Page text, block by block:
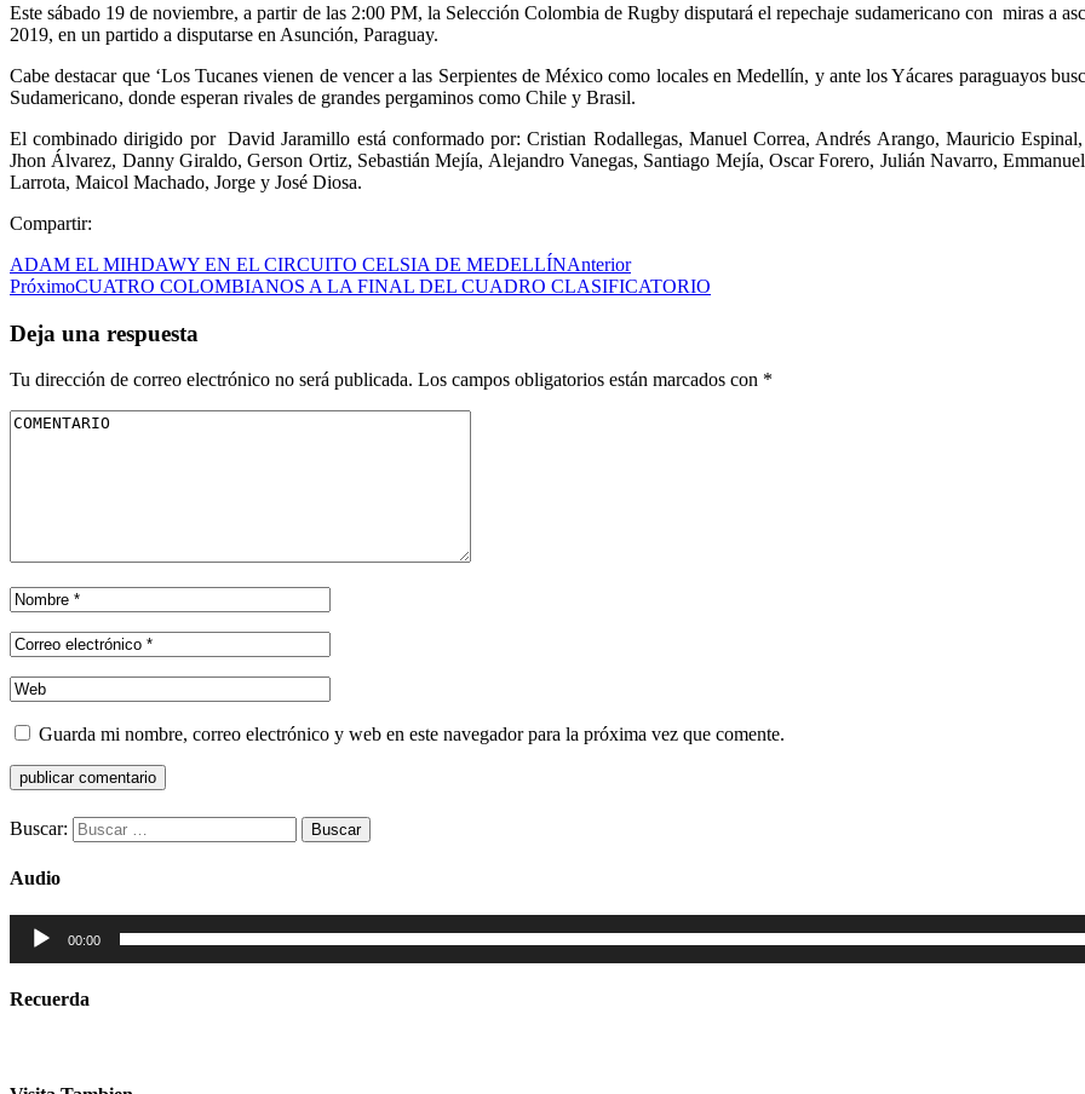
Este sábado 19 de noviembre, a partir de las 2:00 PM, la Selección Colombia de Rugby disputará el repechaje sudamericano con miras a
2019, en un partido a disputarse en Asunción, Paraguay.
Cabe destacar que ‘Los Tucanes vienen de vencer a las Serpientes de México como locales en Medellín, y ante los Yácares paraguayos
Sudamericano, donde esperan rivales de grandes pergaminos como Chile y Brasil.
El combinado dirigido por David Jaramillo está conformado por: Cristian Rodallegas, Manuel Correa, Andrés Arango, Mauricio
Jhon Álvarez, Danny Giraldo, Gerson Ortiz, Sebastián Mejía, Alejandro Vanegas, Santiago Mejía, Oscar Forero, Julián Navarro,
Larrota, Maicol Machado, Jorge y José Diosa.
Compartir:
ADAM EL MIHDAWY EN EL CIRCUITO CELSIA DE MEDELLÍNAnterior
PróximoCUATRO COLOMBIANOS A LA FINAL DEL CUADRO CLASIFICATORIO
Deja una respuesta
Tu dirección de correo electrónico no será publicada. Los campos obligatorios están marcados con *
Guarda mi nombre, correo electrónico y web en este navegador para la próxima vez que comente.
Buscar:
Audio
Reproductor
audio
00:00
Recuerda